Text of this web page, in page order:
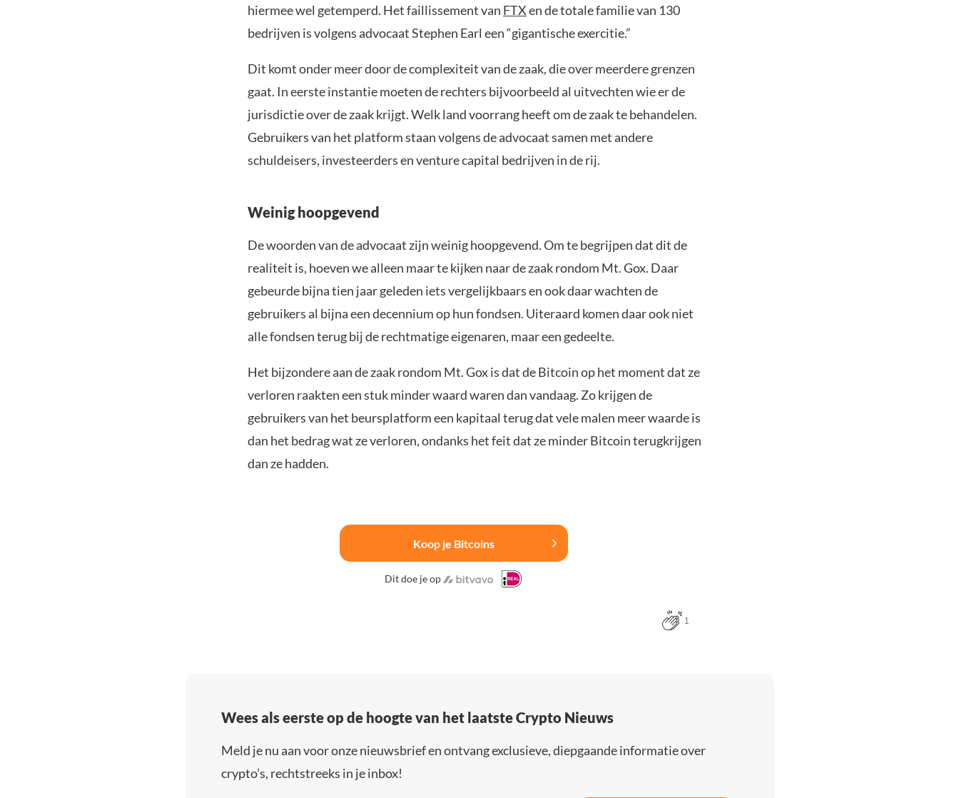
hiermee wel getemperd. Het faillissement van FTXen de totale familie van 130
bedrijven is volgens advocaat Stephen Earl een “gigantische exercitie.”
Dit komt onder meer door de complexiteit van de zaak, die over meerdere grenzen
gaat. In eerste instantie moeten de rechters bijvoorbeeld al uitvechten wie er de
jurisdictie over de zaak krijgt. Welk land voorrang heeft om de zaak te behandelen.
Gebruikers van het platform staan volgens de advocaat samen met andere
schuldeisers, investeerders en venture capital bedrijven in de rij.
Weinig hoopgevend
De woorden van de advocaat zijn weinig hoopgevend. Om te begrijpen dat dit de
realiteit is, hoeven we alleen maar te kijken naar de zaak rondom Mt. Gox. Daar
gebeurde bijna tien jaar geleden iets vergelijkbaars en ook daar wachten de
gebruikers al bijna een decennium op hun fondsen. Uiteraard komen daar ook niet
alle fondsen terug bij de rechtmatige eigenaren, maar een gedeelte.
Het bijzondere aan de zaak rondom Mt. Gox is dat de Bitcoin op het moment dat ze
verloren raakten een stuk minder waard waren dan vandaag. Zo krijgen de
gebruikers van het beursplatform een kapitaal terug dat vele malen meer waarde is
dan het bedrag wat ze verloren, ondanks het feit dat ze minder Bitcoin terugkrijgen
dan ze hadden.
Koop je Bitcoins
Dit doe je op
1
Wees als eerste op de hoogte van het laatste Crypto Nieuws
Meld je nu aan voor onze nieuwsbrief en ontvang exclusieve, diepgaande informatie over
crypto’s, rechtstreeks in je inbox!